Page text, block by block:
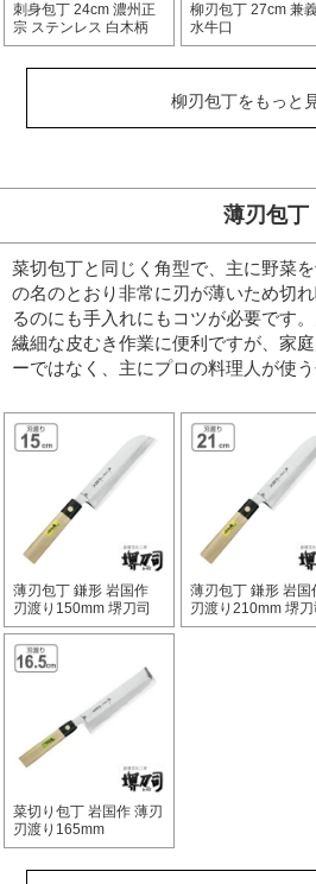
刺身包丁 24cm 濃州正
宗 ステンレス 白木柄
柳刃包丁 27cm 兼
水牛口
柳刃包丁をもっと
薄刃包丁
菜切包丁と同じく角型で、主に野菜
の名のとおり非常に刃が薄いため切れ
るのにも手入れにもコツが必要です
繊細な皮むき作業に便利ですが、家
ーではなく、主にプロの料理人が使う
薄刃包丁 鎌形 岩国作
刃渡り150mm 堺刀司
薄刃包丁 鎌形 岩国
刃渡り210mm 堺刀
菜切り包丁 岩国作 薄刃
刃渡り165mm